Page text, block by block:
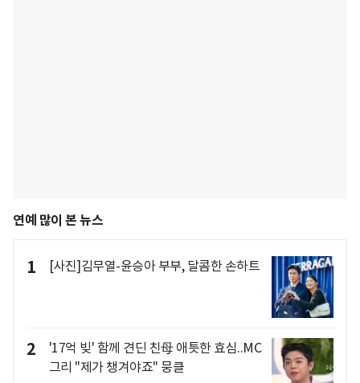
연예 많이 본 뉴스
1 [사진]김무열-윤승아 부부, 달콤한 손하트
2
'17억 빚' 함께 견딘 친母 애틋한 효심..MC
그리 "제가 챙겨야죠" 뭉클